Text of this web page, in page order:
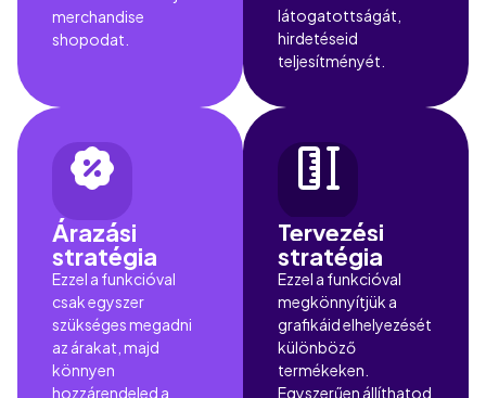
merchandise
shopodat.
látogatottságát,
hirdetéseid
teljesítményét.
Árazási
stratégia
Ezzel a funkcióval
csak egyszer
szükséges megadni
az árakat, majd
könnyen
hozzárendeled a
Tervezési
stratégia
Ezzel a funkcióval
megkönnyítjük a
grafikáid elhelyezését
különböző
termékeken.
Egyszerűen állíthatod